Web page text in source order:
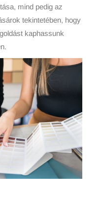
mind pedig az
tekintetében, hogy
kaphassunk